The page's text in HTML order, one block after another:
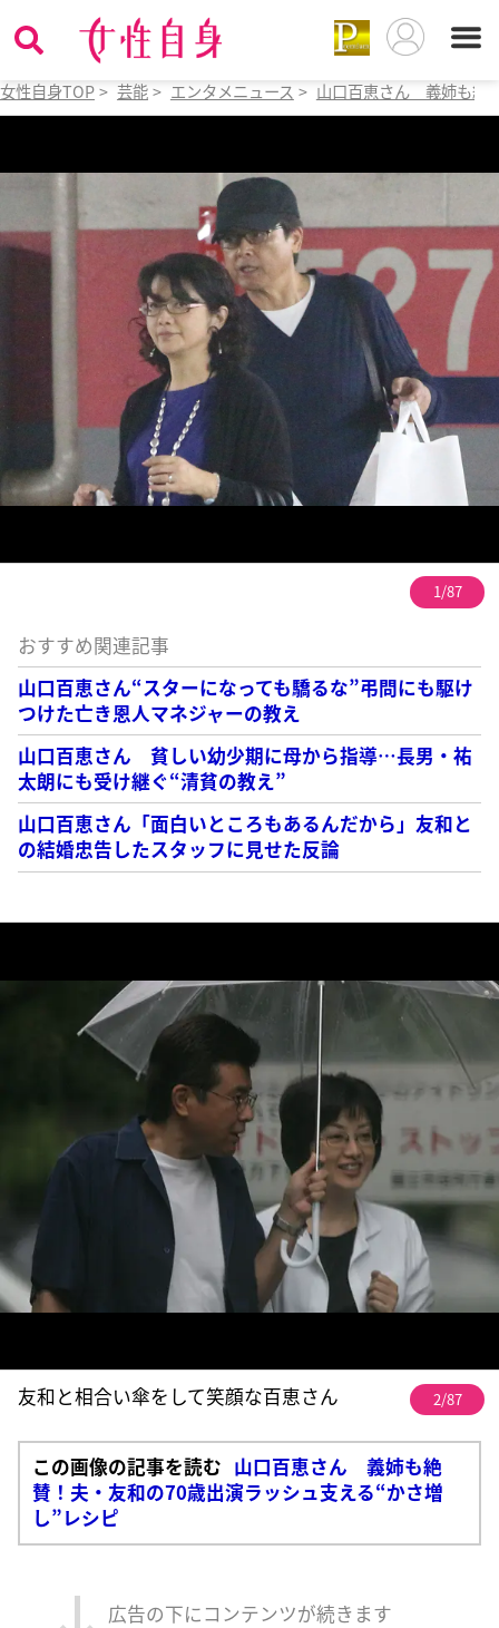
女性自身TOP > 芸能 > エンタメニュース > 山口百恵さん 義姉も絶
1/87
おすすめ関連記事
山口百恵さん“スターになっても驕るな”弔問にも駆け
つけた亡き恩人マネジャーの教え
山口百恵さん 貧しい幼少期に母から指導…長男・祐
太朗にも受け継ぐ“清貧の教え”
山口百恵さん「面白いところもあるんだから」友和と
の結婚忠告したスタッフに見せた反論
友和と相合い傘をして笑顔な百恵さん 2/87
この画像の記事を読む 山口百恵さん 義姉も絶
賛！夫・友和の70歳出演ラッシュ支える“かさ増
し”レシピ
広告の下にコンテンツが続きます